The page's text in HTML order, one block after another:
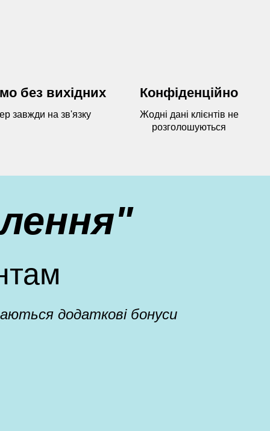
без вихідних
завжди на зв'язку
Конфіденційно
Жодні дані клієнтів не
розголошуються
додаткові бонуси